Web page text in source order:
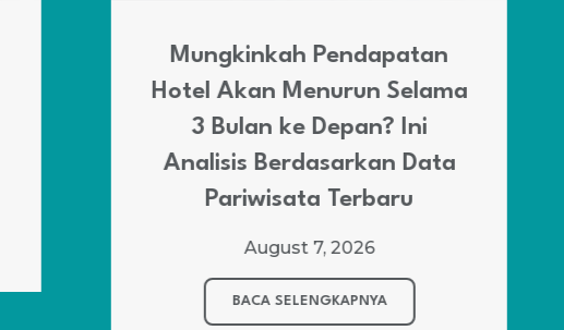
Mungkinkah Pendapatan
Hotel Akan Menurun Selama
3 Bulan ke Depan? Ini
Analisis Berdasarkan Data
Pariwisata Terbaru
BACA SELENGKAPNYA